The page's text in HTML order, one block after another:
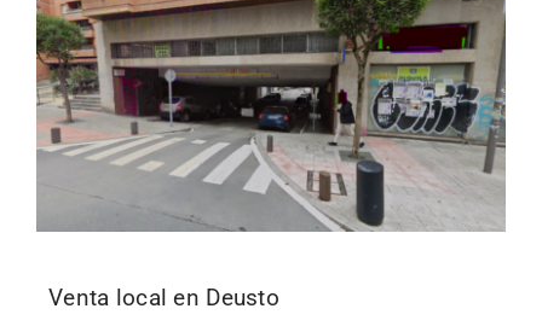
Venta local en Deusto